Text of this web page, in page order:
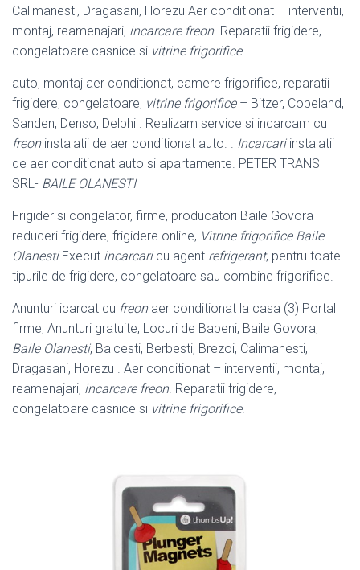
Calimanesti, Dragasani, Horezu Aer conditionat – interventii,
montaj, reamenajari, incarcare freon. Reparatii frigidere,
congelatoare casnice si vitrine frigorifice.
auto, montaj aer conditionat, camere frigorifice, reparatii
frigidere, congelatoare, vitrine frigorifice– Bitzer, Copeland,
Sanden, Denso, Delphi . Realizam service si incarcam cu
freoninstalatii de aer conditionat auto. . Incarcariinstalatii
de aer conditionat auto si apartamente. PETER TRANS
SRL- BAILE OLANESTI
Frigider si congelator, firme, producatori Baile Govora
reduceri frigidere, frigidere online, Vitrine frigorifice Baile
OlanestiExecut incarcaricu agent refrigerant, pentru toate
tipurile de frigidere, congelatoare sau combine frigorifice.
Anunturi icarcat cu freonaer conditionat la casa (3) Portal
firme, Anunturi gratuite, Locuri de Babeni, Baile Govora,
Baile Olanesti, Balcesti, Berbesti, Brezoi, Calimanesti,
Dragasani, Horezu . Aer conditionat – interventii, montaj,
reamenajari, incarcare freon. Reparatii frigidere,
congelatoare casnice si vitrine frigorifice.